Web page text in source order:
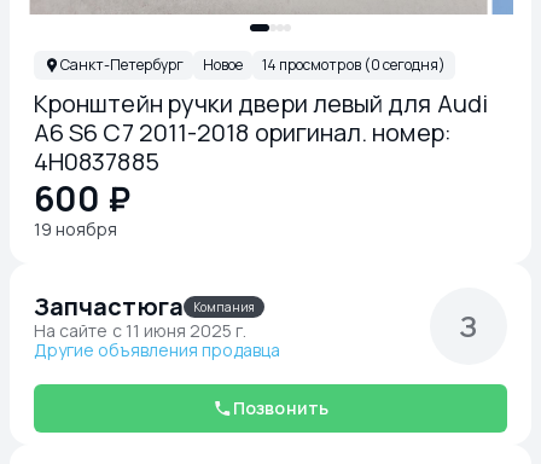
Кронштейн ручки двери левый для Audi
A6 S6 C7 2011-2018 оригинал. номер:
4H0837885
600 ₽
19 ноября
Санкт-Петербург Новое 14 просмотров (0 сегодня)
Запчастюга Компания
На сайте c 11 июня 2025 г.
Другие объявления продавца
З
Позвонить